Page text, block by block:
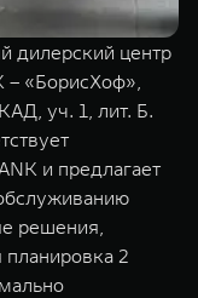
TANK 700
Сила
от 10 199
дилерский центр
– «БорисХоф»,
уч. 1, лит. Б.
и предлагает
решения,
2